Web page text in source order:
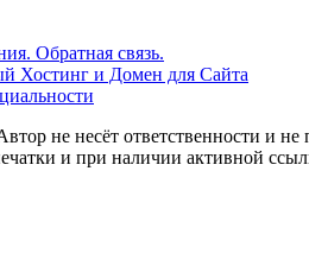
Обратная связь.
Хостинг и Домен для Сайта
не несёт ответственности и
и при наличии активной